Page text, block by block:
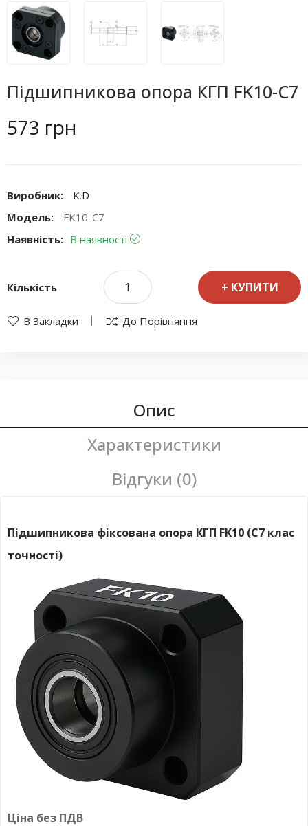
Підшипникова опора КГП FK10-C7
573 грн
Виробник:
K.D
Модель:
FK10-C7
Наявність: В наявності
Кількість КУПИТИ
В Закладки До Порівняння
Опис
Характеристики
Відгуки (0)
Підшипникова фіксована опора КГП FK10 (C7 клас
точності)
Ціна без ПДВ